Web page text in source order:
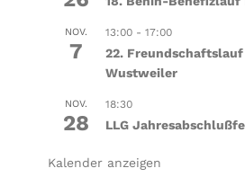
NOV.
7
13:00- 17:00
22. Freundschaftslauf
Wustweiler
NOV.
28
18:30
LLG
Kalender anzeigen